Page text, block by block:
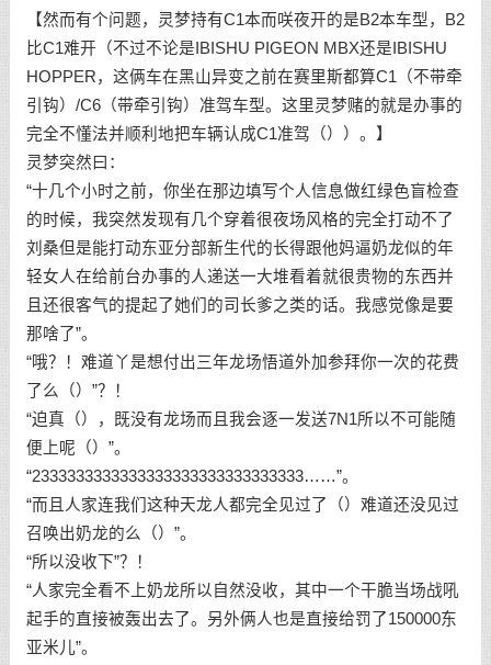
【然而有个问题，灵梦持有C1本而咲夜开的是B2本车型，B2
比C1难开（不过不论是IBISHU PIGEON MBX还是IBISHU
HOPPER，这俩车在黑山异变之前在赛里斯都算C1（不带牵
引钩）/C6（带牵引钩）准驾车型。这里灵梦赌的就是办事的
完全不懂法并顺利地把车辆认成C1准驾（））。】
灵梦突然曰：
“十几个小时之前，你坐在那边填写个人信息做红绿色盲检查
的时候，我突然发现有几个穿着很夜场风格的完全打动不了
刘桑但是能打动东亚分部新生代的长得跟他妈逼奶龙似的年
轻女人在给前台办事的人递送一大堆看着就很贵物的东西并
且还很客气的提起了她们的司长爹之类的话。我感觉像是要
那啥了”。
“哦？！难道丫是想付出三年龙场悟道外加参拜你一次的花费
了么（）”？！
“迫真（），既没有龙场而且我会逐一发送7N1所以不可能随
便上呢（）”。
“2333333333333333333333333333333……”。
“而且人家连我们这种天龙人都完全见过了（）难道还没见过
召唤出奶龙的么（）”。
“所以没收下”？！
“人家完全看不上奶龙所以自然没收，其中一个干脆当场战吼
起手的直接被轰出去了。另外俩人也是直接给罚了150000东
亚米儿”。